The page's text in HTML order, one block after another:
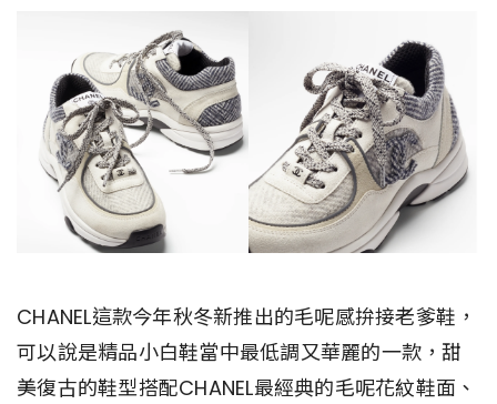
CHANEL這款今年秋冬新推出的毛呢感拚接老爹鞋，
可以說是精品小白鞋當中最低調又華麗的一款，甜
美復古的鞋型搭配CHANEL最經典的毛呢花紋鞋面、